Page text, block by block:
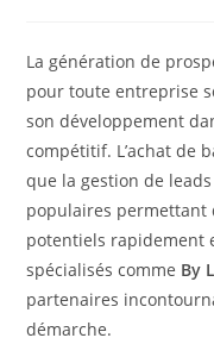
La génération de
pour toute entreprise
son développement
compétitif. L’achat de
que la gestion de
populaires permettant
potentiels rapidement
spécialisés comme By
partenaires
démarche.